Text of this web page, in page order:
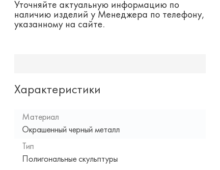
Уточняйте актуальную информацию по
наличию изделий у Менеджера по телефону,
указанному на сайте.
Характеристики
Материал
Окрашенный черный металл
Тип
Полигональные скульптуры